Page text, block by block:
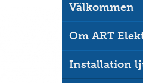
Välkommen
Om ART
Installation